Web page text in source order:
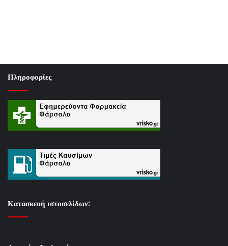
Πληροφορίες
Κατασκευή ιστοσελίδων: